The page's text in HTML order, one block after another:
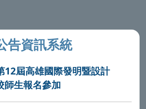
告資訊系統
12屆高雄國際發明暨設計
師生報名參加